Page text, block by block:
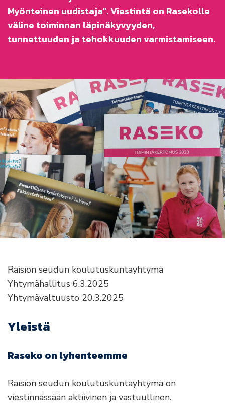
Myönteinen uudistaja". Viestintä on Rasekolle
väline toiminnan läpinäkyvyyden,
tunnettuuden ja tehokkuuden varmistamiseen.
Raision seudun koulutuskuntayhtymä
Yhtymähallitus 6.3.2025
Yhtymävaltuusto 20.3.2025
Yleistä
Raseko on lyhenteemme
Raision seudun koulutuskuntayhtymä on
viestinnässään aktiivinen ja vastuullinen.